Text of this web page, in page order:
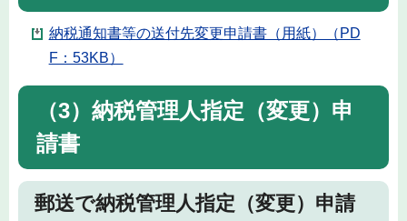
納税通知書等の送付先変更申請書（用紙）（PD
F：53KB）
（3）納税管理人指定（変更）申
請書
郵送で納税管理人指定（変更）申請